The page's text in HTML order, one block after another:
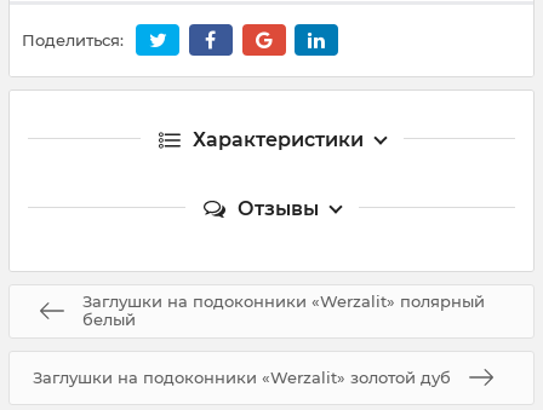
Поделиться:
Характеристики
Отзывы
Заглушки на подоконники «Werzalit» полярный
белый
Заглушки на подоконники «Werzalit» золотой дуб